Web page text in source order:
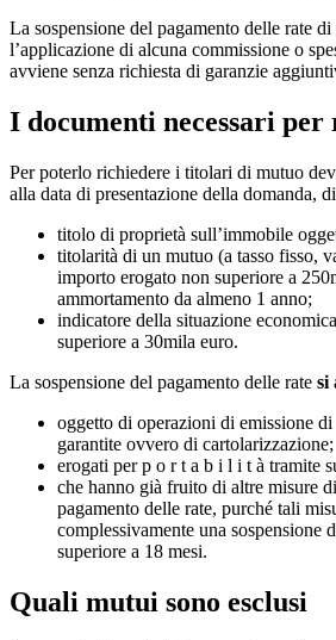
La sospensione del pagamento delle rate
l’applicazione di alcuna commissione o
avviene senza richiesta di garanzie
I documenti necessari
Per poterlo richiedere i titolari di mutuo
alla data di presentazione della domanda, di
titolo di proprietà sull’immobile
titolarità di un mutuo (a tasso fisso,
importo erogato non superiore a
ammortamento da almeno 1 anno;
indicatore della situazione
superiore a 30mila euro.
La sospensione del pagamento delle rate si
oggetto di operazioni di emissione
garantite ovvero di cartolarizzazione;
erogati per p o r t a b i l i t à tramite
che hanno già fruito di altre misure
pagamento delle rate, purché tali
complessivamente una sospensione
superiore a 18 mesi.
Quali mutui sono esclusi